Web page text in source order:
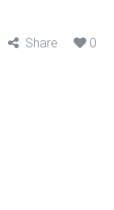
Share 0